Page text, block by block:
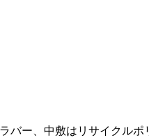
ー、中敷はリサイクル